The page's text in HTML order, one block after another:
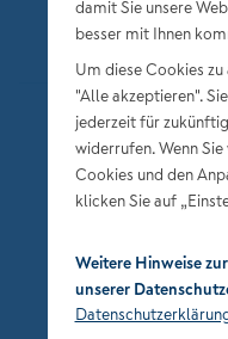
damit Sie unsere
besser mit Ihnen
Um diese Cookies
"Alle akzeptieren".
jederzeit für
widerrufen. Wenn
Cookies und den
klicken Sie auf
Weitere Hinweise
unserer